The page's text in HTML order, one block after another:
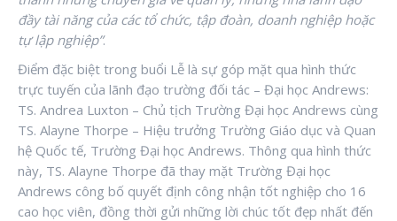
đầy tài năng của các tổ chức, tập đoàn, doanh nghiệp hoặc
tự lập nghiệp”.
Điểm đặc biệt trong buổi Lễ là sự góp mặt qua hình thức
trực tuyến của lãnh đạo trường đối tác – Đại học Andrews:
TS. Andrea Luxton – Chủ tịch Trường Đại học Andrews cùng
TS. Alayne Thorpe – Hiệu trưởng Trường Giáo dục và Quan
hệ Quốc tế, Trường Đại học Andrews. Thông qua hình thức
này, TS. Alayne Thorpe đã thay mặt Trường Đại học
Andrews công bố quyết định công nhận tốt nghiệp cho 16
cao học viên, đồng thời gửi những lời chúc tốt đẹp nhất đến